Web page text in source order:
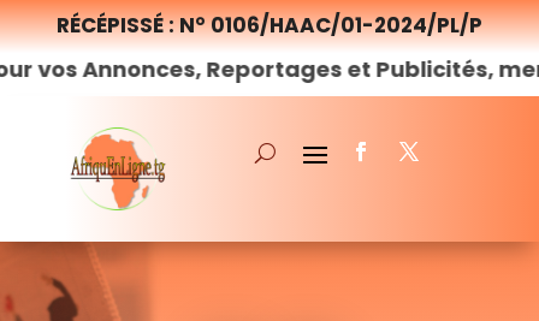
RÉCÉPISSÉ : N° 0106/HAAC/01-2024/PL/P
Reportages et Publicités, merci de